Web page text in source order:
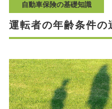
自動車保険の基礎知識
運転者の年齢条件の